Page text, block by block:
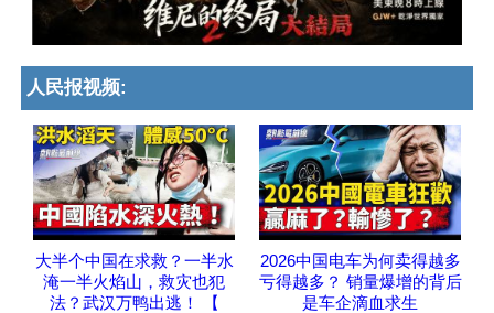
人民报视频:
大半个中国在求救？一半水
淹一半火焰山，救灾也犯
法？武汉万鸭出逃！ 【
2026中国电车为何卖得越多
亏得越多？ 销量爆增的背后
是车企滴血求生